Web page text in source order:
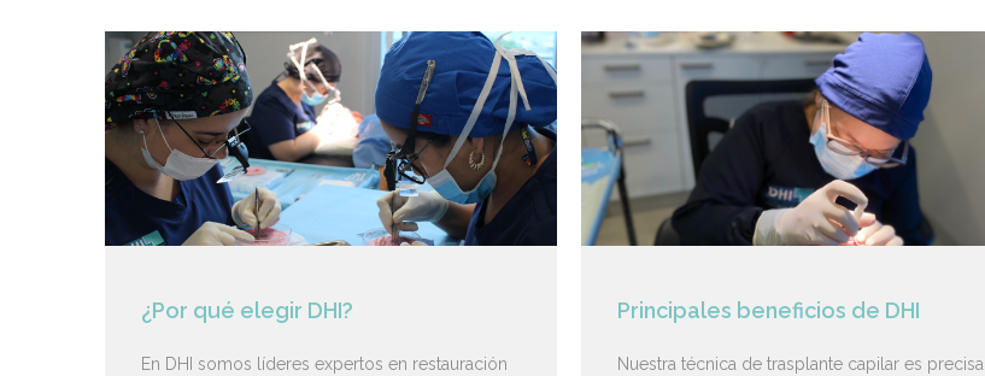
¿Por qué elegir DHI?
En DHI somos líderes expertos en restauración
Principales beneficios de DHI
Nuestra técnica de trasplante capilar es precisa